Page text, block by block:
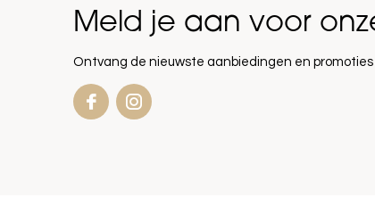
Meld je aan voor
Ontvang de nieuwste aanbiedingen en promoties